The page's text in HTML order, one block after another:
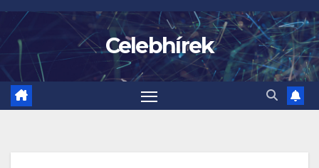
Skip
content
Celebhírek